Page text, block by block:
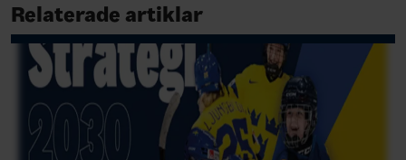
Relaterade artiklar